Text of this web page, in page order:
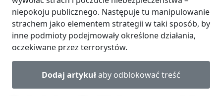
niepokoju publicznego. Następuje tu manipulowanie
strachem jako elementem strategii w taki sposób, by
inne podmioty podejmowały określone działania,
oczekiwane przez terrorystów.
Dodaj artykułaby odblokować treść